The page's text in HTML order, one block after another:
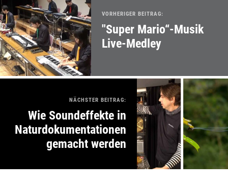
VORHERIGER BEITRAG:
"Super Mario“-Musik
Live-Medley
NÄCHSTER BEITRAG:
Wie Soundeffekte in
Naturdokumentationen
gemacht werden